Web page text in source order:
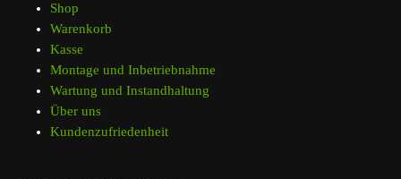
Shop
Warenkorb
Kasse
Montage und Inbetriebnahme
Wartung und Instandhaltung
Über uns
Kundenzufriedenheit